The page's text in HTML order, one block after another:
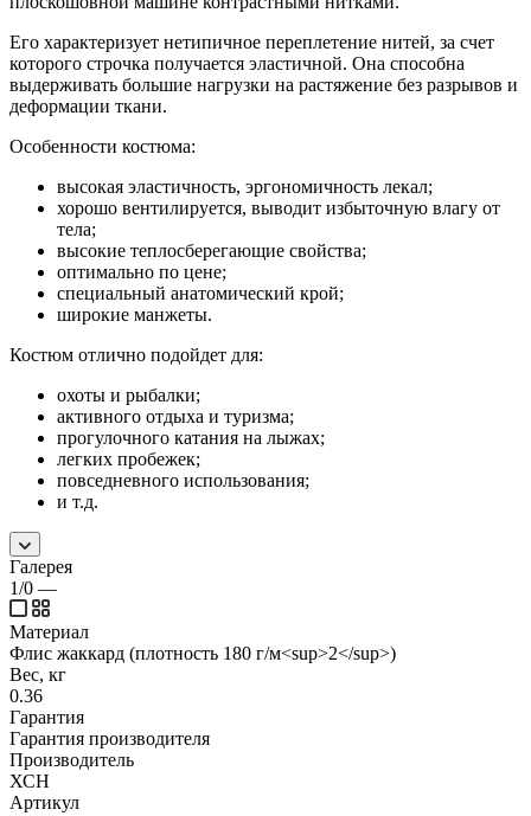
Его характеризует нетипичное переплетение нитей, за счет
которого строчка получается эластичной. Она способна
выдерживать большие нагрузки на растяжение без разрывов и
деформации ткани.
Особенности костюма:
высокая эластичность, эргономичность лекал;
хорошо вентилируется, выводит избыточную влагу от
тела;
высокие теплосберегающие свойства;
оптимально по цене;
специальный анатомический крой;
широкие манжеты.
Костюм отлично подойдет для:
охоты и рыбалки;
активного отдыха и туризма;
прогулочного катания на лыжах;
легких пробежек;
повседневного использования;
и т.д.
Галерея
1/0 —
Материал
Флис жаккард (плотность 180 г/м<sup>2</sup>)
Вес, кг
0.36
Гарантия
Гарантия производителя
Производитель
ХСН
Артикул